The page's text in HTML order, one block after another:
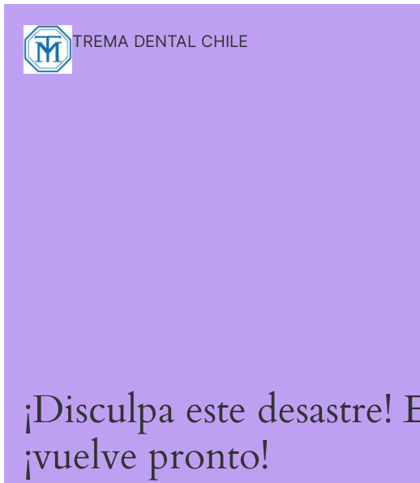
TREMA DENTAL CHILE
¡Disculpa este
¡vuelve pronto!